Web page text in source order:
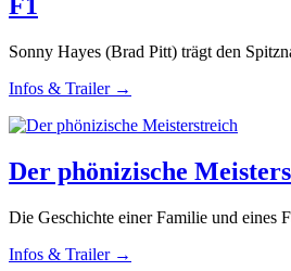
Sonny Hayes (Brad Pitt) trägt den
Infos & Trailer →
Der phönizische
Die Geschichte einer Familie und eines
Infos & Trailer →